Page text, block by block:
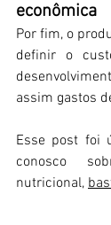
econômica
Por fim, o
definir o
assim gastos
Esse post foi
conosco
nutricional,